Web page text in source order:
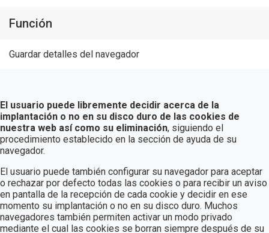
Función
Guardar detalles del navegador
El usuario puede libremente decidir acerca de la
implantación o no en su disco duro de las cookies de
nuestra web así como su eliminación, siguiendo el
procedimiento establecido en la sección de ayuda de su
navegador.
El usuario puede también configurar su navegador para aceptar
o rechazar por defecto todas las cookies o para recibir un aviso
en pantalla de la recepción de cada cookie y decidir en ese
momento su implantación o no en su disco duro. Muchos
navegadores también permiten activar un modo privado
mediante el cual las cookies se borran siempre después de su